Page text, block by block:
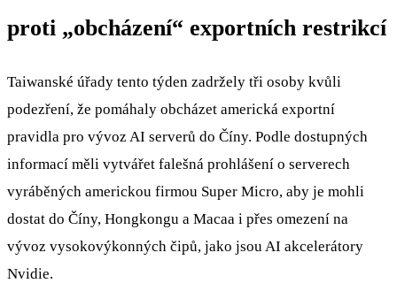
proti „obcházení“ exportních restrikcí
Taiwanské úřady tento týden zadržely tři osoby kvůli
podezření, že pomáhaly obcházet americká exportní
pravidla pro vývoz AI serverů do Číny. Podle dostupných
informací měli vytvářet falešná prohlášení o serverech
vyráběných americkou firmou Super Micro, aby je mohli
dostat do Číny, Hongkongu a Macaa i přes omezení na
vývoz vysokovýkonných čipů, jako jsou AI akcelerátory
Nvidie.